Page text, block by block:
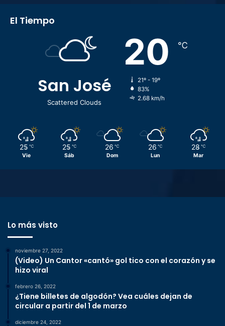
El Tiempo
San José
Scattered Clouds
20 ℃
21º - 19º
83%
2.68 km/h
25 ℃
Vie
25 ℃
Sáb
26 ℃
Dom
26 ℃
Lun
28 ℃
Mar
Lo más visto
noviembre 27, 2022
(Video) Un Cantor «cantó» gol tico con el corazón y se
hizo viral
febrero 26, 2022
¿Tiene billetes de algodón? Vea cuáles dejan de
circular a partir del 1 de marzo
diciembre 24, 2022